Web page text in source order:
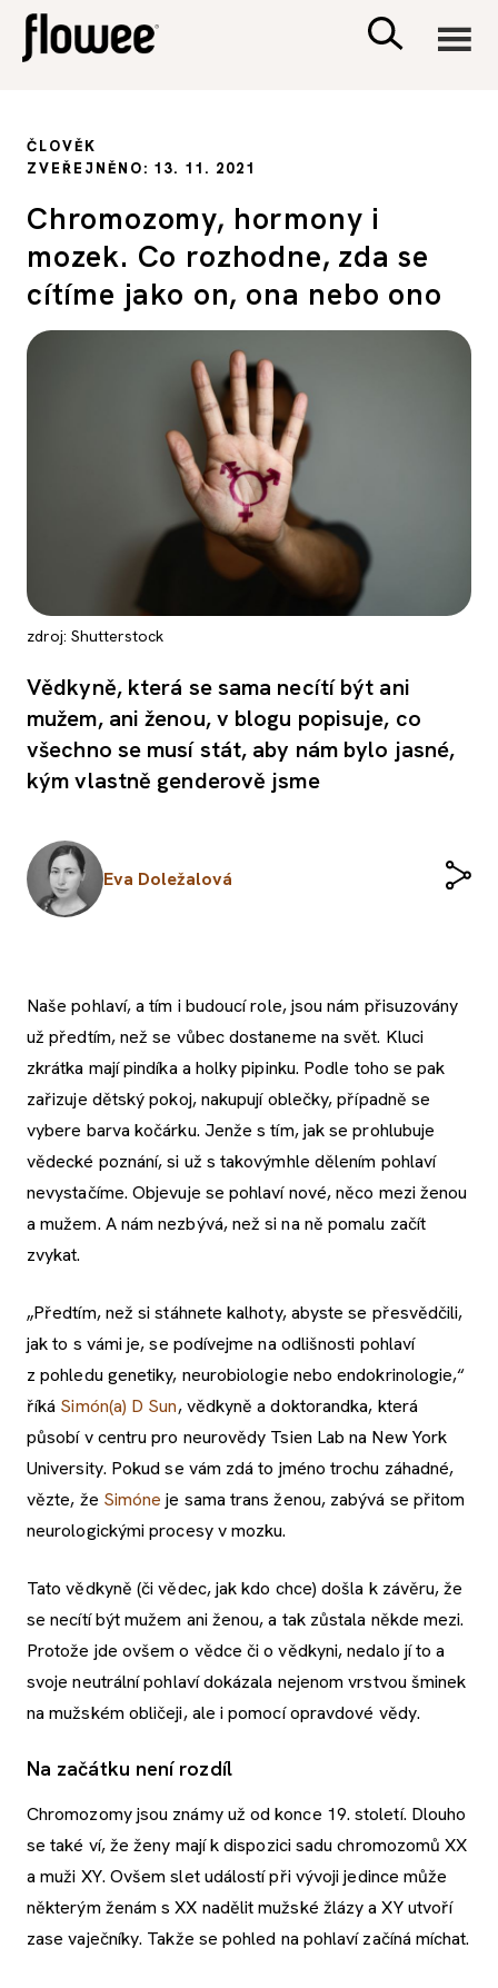
PSYCHOLOGIE
SEX A VZTAHY
PORADNA
ČLOVĚK
ZVEŘEJNĚNO: 13. 11. 2021
Chromozomy, hormony i
mozek. Co rozhodne, zda se
cítíme jako on, ona nebo ono
zdroj: Shutterstock
Vědkyně, která se sama necítí být ani
mužem, ani ženou, v blogu popisuje, co
všechno se musí stát, aby nám bylo jasné,
kým vlastně genderově jsme
Eva Doležalová
Naše pohlaví, a tím i budoucí role, jsou nám přisuzovány
už předtím, než se vůbec dostaneme na svět. Kluci
zkrátka mají pindíka a holky pipinku. Podle toho se pak
zařizuje dětský pokoj, nakupují oblečky, případně se
vybere barva kočárku. Jenže s tím, jak se prohlubuje
vědecké poznání, si už s takovýmhle dělením pohlaví
nevystačíme. Objevuje se pohlaví nové, něco mezi ženou
a mužem. A nám nezbývá, než si na ně pomalu začít
zvykat.
„Předtím, než si stáhnete kalhoty, abyste se přesvědčili,
jak to s vámi je, se podívejme na odlišnosti pohlaví
z pohledu genetiky, neurobiologie nebo endokrinologie,“
říká Simón(a) D Sun, vědkyně a doktorandka, která
působí v centru pro neurovědy Tsien Lab na New York
University. Pokud se vám zdá to jméno trochu záhadné,
vězte, že Simóne je sama trans ženou, zabývá se přitom
neurologickými procesy v mozku.
Tato vědkyně (či vědec, jak kdo chce) došla k závěru, že
se necítí být mužem ani ženou, a tak zůstala někde mezi.
Protože jde ovšem o vědce či o vědkyni, nedalo jí to a
svoje neutrální pohlaví dokázala nejenom vrstvou šminek
na mužském obličeji, ale i pomocí opravdové vědy.
Na začátku není rozdíl
Chromozomy jsou známy už od konce 19. století. Dlouho
se také ví, že ženy mají k dispozici sadu chromozomů XX
a muži XY. Ovšem slet událostí při vývoji jedince může
některým ženám s XX nadělit mužské žlázy a XY utvoří
zase vaječníky. Takže se pohled na pohlaví začíná míchat.